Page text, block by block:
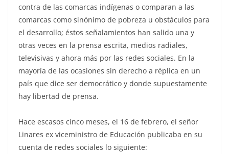
contra de las comarcas indígenas o comparan a las
comarcas como sinónimo de pobreza u obstáculos para
el desarrollo; éstos señalamientos han salido una y
otras veces en la prensa escrita, medios radiales,
televisivas y ahora más por las redes sociales. En la
mayoría de las ocasiones sin derecho a réplica en un
país que dice ser democrático y donde supuestamente
hay libertad de prensa.
Hace escasos cinco meses, el 16 de febrero, el señor
Linares ex viceministro de Educación publicaba en su
cuenta de redes sociales lo siguiente: